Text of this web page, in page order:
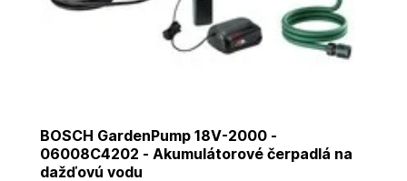
BOSCH GardenPump 18V-2000 -
06008C4202 - Akumulátorové čerpadlá na
dažďovú vodu